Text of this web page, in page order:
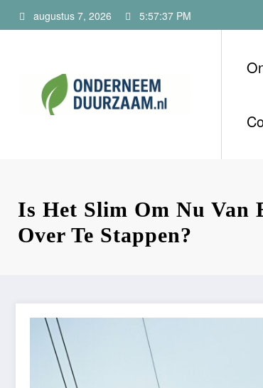
naar
augustus 7, 2026 5:57:39 PM
Is Het Slim Om Nu Van
Over Te Stappen?